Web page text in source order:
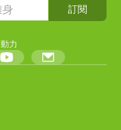
訂閱
力